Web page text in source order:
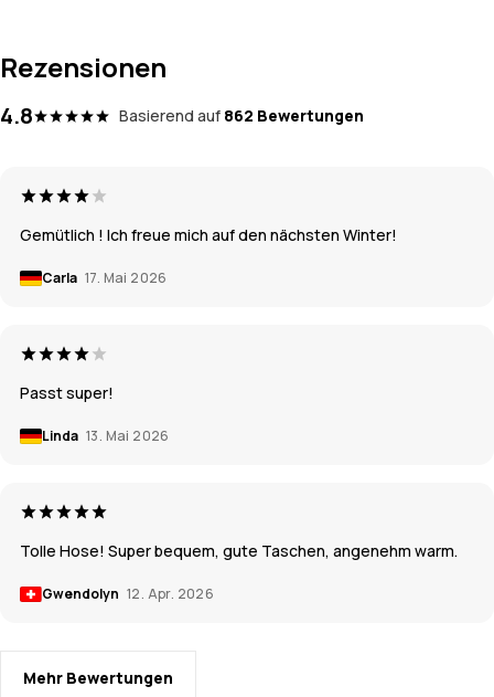
Rezensionen
4.8 Basierend auf 862 Bewertungen
Gemütlich ! Ich freue mich auf den nächsten Winter!
Carla 17. Mai 2026
Passt super!
Linda 13. Mai 2026
Tolle Hose! Super bequem, gute Taschen, angenehm warm.
Gwendolyn 12. Apr. 2026
Mehr Bewertungen